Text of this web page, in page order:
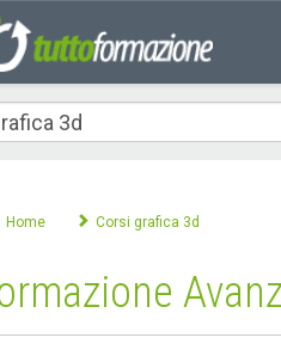
Home Corsi grafica 3d